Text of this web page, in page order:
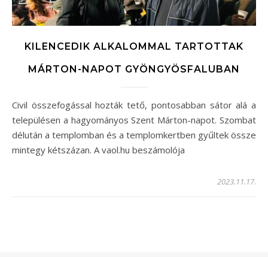
KILENCEDIK ALKALOMMAL TARTOTTAK
MÁRTON-NAPOT GYÖNGYÖSFALUBAN
Civil összefogással hozták tető, pontosabban sátor alá a
településen a hagyományos Szent Márton-napot. Szombat
délután a templomban és a templomkertben gyűltek össze
mintegy kétszázan. A vaol.hu beszámolója
2023.11.17.